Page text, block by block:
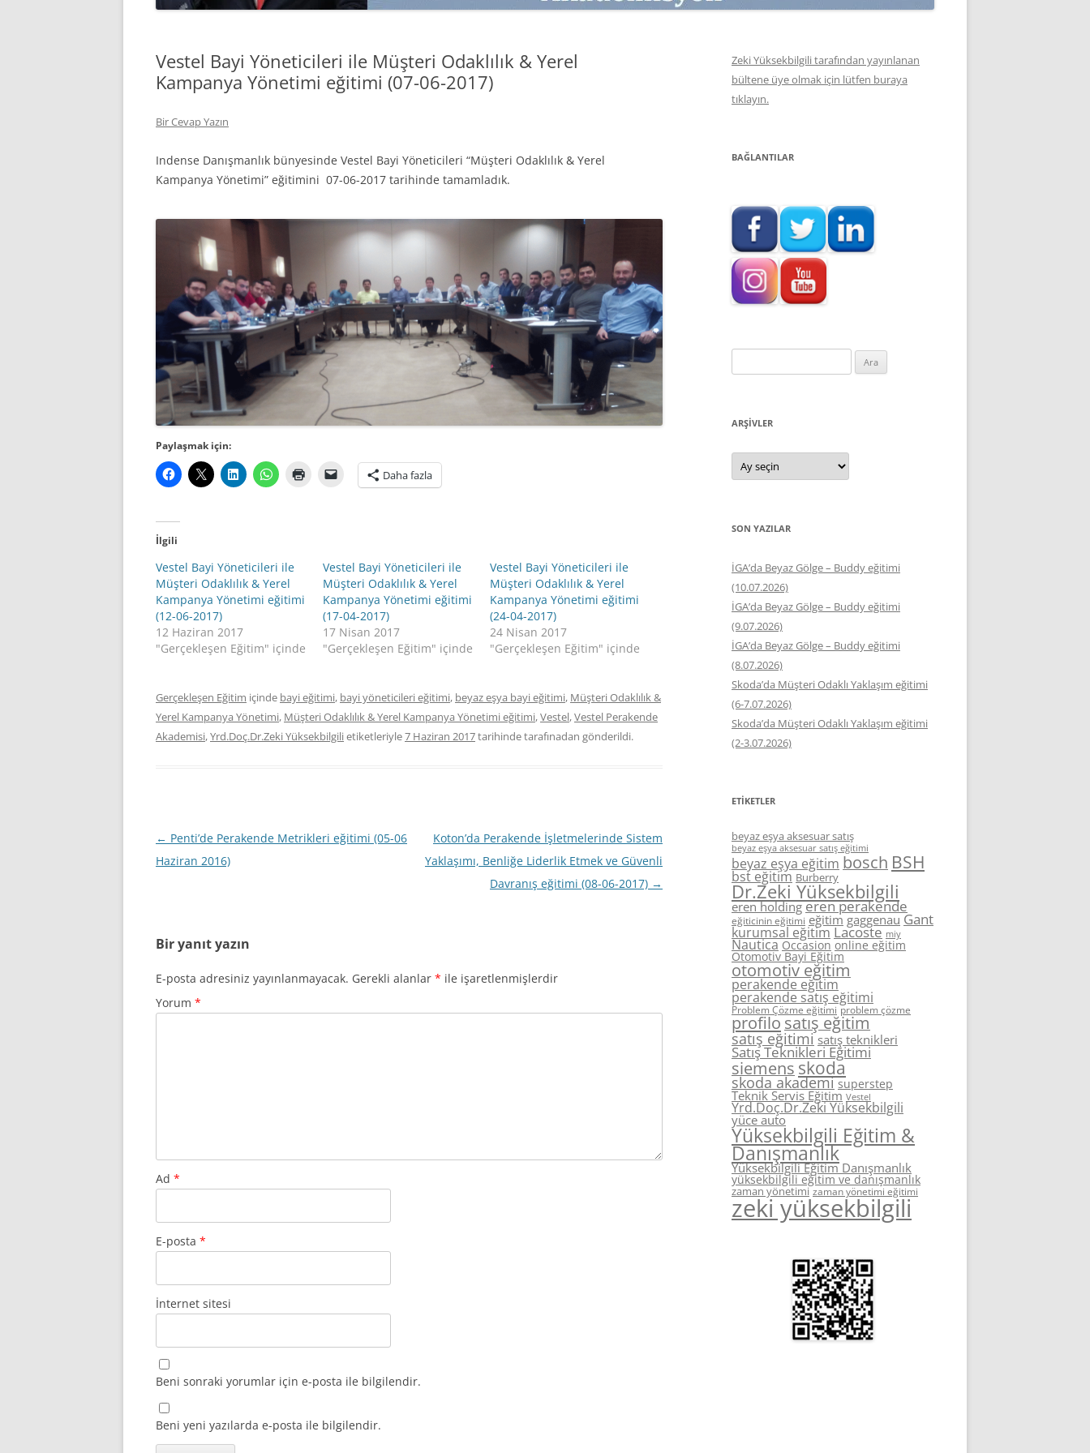
INTERDISCIPLINARY REFLECTIONS
MAĞAZA ATMOSFERINE
PAZARLAMADA YENI USTALIK
PAZARLAMA MUCIZE DEĞILDIR
PAZARLAMA CANAVARI
SATMAK
Vestel Bayi Yöneticileri ile Müşteri Odaklılık & Yerel
Kampanya Yönetimi eğitimi (07-06-2017)
Bir Cevap Yazın
Indense Danışmanlık bünyesinde Vestel Bayi Yöneticileri “Müşteri Odaklılık & Yerel
Kampanya Yönetimi” eğitimini 07-06-2017 tarihinde tamamladık.
Paylaşmak için:
Daha fazla
İlgili
Vestel Bayi Yöneticileri ile
Müşteri Odaklılık & Yerel
Kampanya Yönetimi eğitimi
(12-06-2017)
12 Haziran 2017
"Gerçekleşen Eğitim" içinde
Vestel Bayi Yöneticileri ile
Müşteri Odaklılık & Yerel
Kampanya Yönetimi eğitimi
(17-04-2017)
17 Nisan 2017
"Gerçekleşen Eğitim" içinde
Vestel Bayi Yöneticileri ile
Müşteri Odaklılık & Yerel
Kampanya Yönetimi eğitimi
(24-04-2017)
24 Nisan 2017
"Gerçekleşen Eğitim" içinde
Gerçekleşen Eğitim içinde bayi eğitimi, bayi yöneticileri eğitimi, beyaz eşya bayi eğitimi, Müşteri Odaklılık &
Yerel Kampanya Yönetimi, Müşteri Odaklılık & Yerel Kampanya Yönetimi eğitimi,Vestel,Vestel Perakende
Akademisi,Yrd.Doç.Dr.Zeki Yüksekbilgilietiketleriyle7 Haziran 2017tarihindetarafınadan gönderildi.
Yazı
dolaşımı
← Penti’de Perakende Metrikleri eğitimi (05-06
Haziran 2016)
Koton’da Perakende İşletmelerinde Sistem
Yaklaşımı, Benliğe Liderlik Etmek ve Güvenli
Davranış eğitimi (08-06-2017) →
Bir yanıt yazın
E-posta adresiniz yayınlanmayacak. Gerekli alanlar * ile işaretlenmişlerdir
Yorum *
Ad *
E-posta *
İnternet sitesi
Beni sonraki yorumlar için e-posta ile bilgilendir.
Beni yeni yazılarda e-posta ile bilgilendir.
Zeki Yüksekbilgili tarafından yayınlanan
bültene üye olmak için lütfen buraya
tıklayın.
BAĞLANTILAR
ARŞIVLER
Arşivler
SON YAZILAR
İGA’da Beyaz Gölge – Buddy eğitimi
(10.07.2026)
İGA’da Beyaz Gölge – Buddy eğitimi
(9.07.2026)
İGA’da Beyaz Gölge – Buddy eğitimi
(8.07.2026)
Skoda’da Müşteri Odaklı Yaklaşım eğitimi
(6-7.07.2026)
Skoda’da Müşteri Odaklı Yaklaşım eğitimi
(2-3.07.2026)
ETIKETLER
beyaz eşya aksesuar satış
beyaz eşya aksesuar satış eğitimi
beyaz eşya eğitim bosch BSH
bst eğitim Burberry
Dr.Zeki Yüksekbilgili
eren holding eren perakende
eğiticinin eğitimi eğitim gaggenau Gant
kurumsal eğitim Lacoste miy
Nautica Occasion online eğitim
Otomotiv Bayi Eğitim
otomotiv eğitim
perakende eğitim
perakende satış eğitimi
Problem Çözme eğitimi problem çözme
profilo satış eğitim
satış eğitimi satış teknikleri
Satış Teknikleri Eğitimi
siemens skoda
skoda akademi superstep
Teknik Servis Eğitim Vestel
Yrd.Doç.Dr.Zeki Yüksekbilgili
yüce auto
Yüksekbilgili Eğitim &
Danışmanlık
Yüksekbilgili Eğitim Danışmanlık
yüksekbilgili eğitim ve danışmanlık
zaman yönetimi zaman yönetimi eğitimi
zeki yüksekbilgili